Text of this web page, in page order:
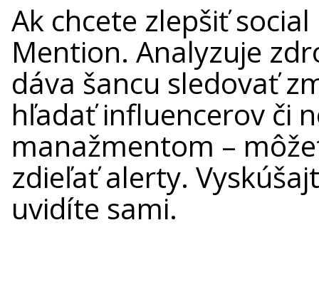
Ak chcete zlepšiť
Mention. Analyzuje
dáva šancu sledovať
hľadať influencerov či
manažmentom –
zdieľať alerty.
uvidíte sami.